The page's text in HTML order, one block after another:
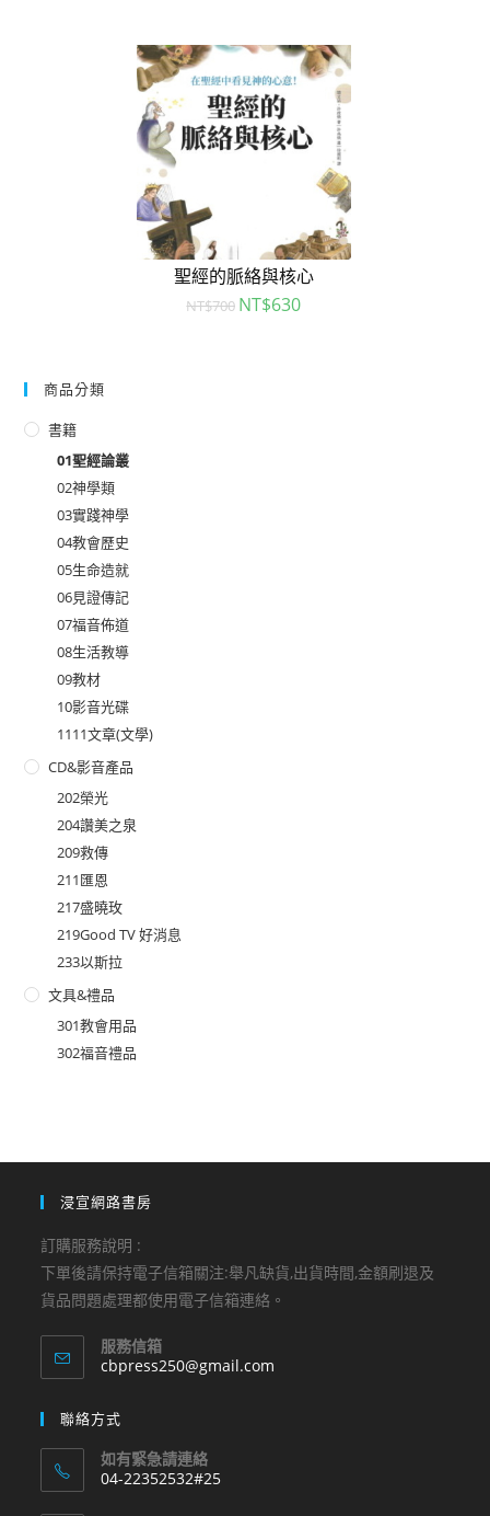
聖經的脈絡與核心
NT$700 NT$630
商品分類
書籍
01聖經論叢
02神學類
03實踐神學
04教會歷史
05生命造就
06見證傳記
07福音佈道
08生活教導
09教材
10影音光碟
1111文章(文學)
CD&影音產品
202榮光
204讚美之泉
209救傳
211匯恩
217盛曉玫
219Good TV 好消息
233以斯拉
文具&禮品
301教會用品
302福音禮品
浸宣網路書房
訂購服務說明 :
下單後請保持電子信箱關注:舉凡缺貨,出貨時間,金額刷退及
貨品問題處理都使用電子信箱連絡。
服務信箱
cbpress250@gmail.com
聯絡方式
如有緊急請連絡
04-22352532#25